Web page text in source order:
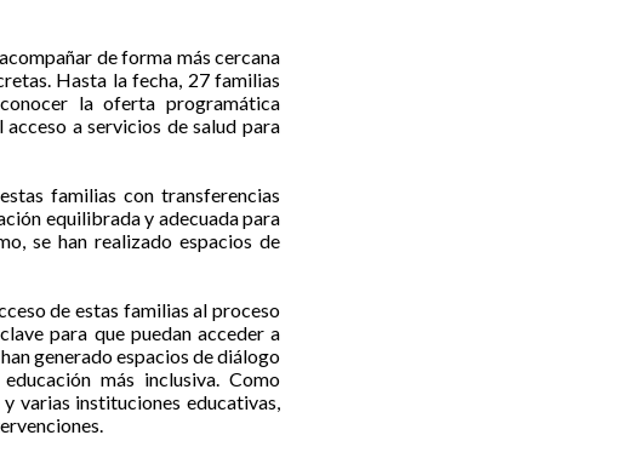
de forma más cercana
Hasta la fecha, 27 familias
la oferta programática
a servicios de salud para
familias con transferencias
equilibrada y adecuada para
se han realizado espacios de
de estas familias al proceso
para que puedan acceder a
generado espacios de diálogo
más inclusiva. Como
varias instituciones educativas,